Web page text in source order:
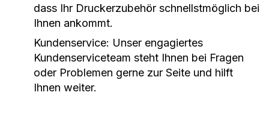
dass Ihr Druckerzubehör schnellstmöglich bei
Ihnen ankommt.
Kundenservice: Unser engagiertes
Kundenserviceteam steht Ihnen bei Fragen
oder Problemen gerne zur Seite und hilft
Ihnen weiter.